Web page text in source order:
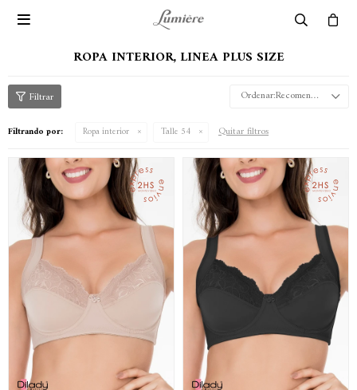

ROPA INTERIOR, LINEA PLUS SIZE
Recomendados
Filtrando por: Ropa interior Talle 54 Quitar filtros